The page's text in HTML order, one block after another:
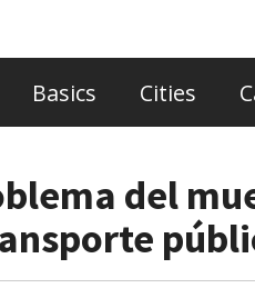
Basics Cities
del